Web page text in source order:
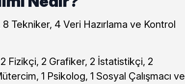
8 Tekniker, 4 Veri Hazırlama ve Kontrol
Fizikçi, 2 Grafiker, 2 İstatistikçi, 2
1 Psikolog, 1 Sosyal Çalışmacı ve